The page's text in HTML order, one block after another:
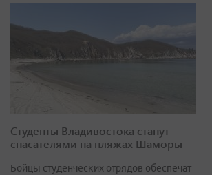
Студенты Владивостока станут
спасателями на пляжах Шаморы
Бойцы студенческих отрядов обеспечат